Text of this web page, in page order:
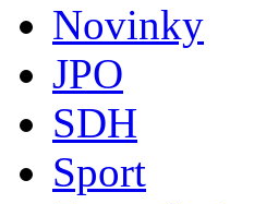
Novinky
JPO
SDH
Sport